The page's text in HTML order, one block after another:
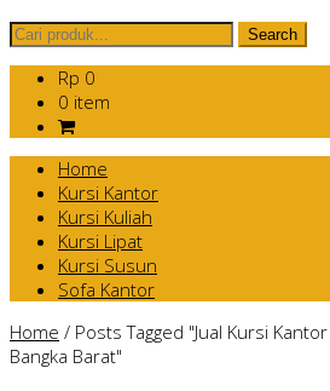
Rp 0
0 item
Home
Kursi Kantor
Kursi Kuliah
Kursi Lipat
Kursi Susun
Sofa Kantor
Home / Posts Tagged "Jual Kursi
Bangka Barat"